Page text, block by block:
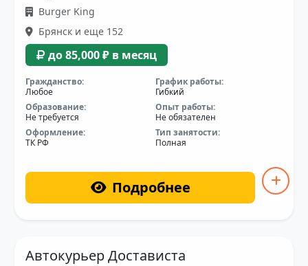
Burger King
Брянск и еще 152
до 85,000 ₽ в месяц
Гражданство:
Любое
График работы:
Гибкий
Образование:
Не требуется
Опыт работы:
Не обязателен
Оформление:
ТК РФ
Тип занятости:
Полная
Подробнее
Автокурьер Достависта